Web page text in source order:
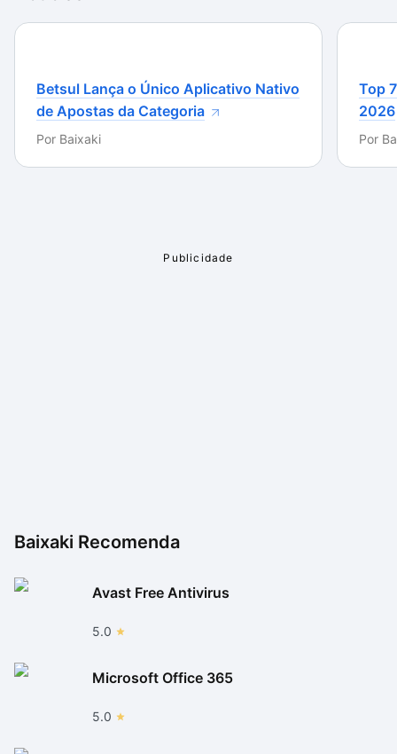
gratuito. Sem dúvidas pode ser um ótimo aplicativo
dispositivos de armazenamento.
Betsul Lança o Único Aplicativo Nativo
de Apostas da Categoria
Por Baixaki
Top
2026
Por
Baixaki Recomenda
Avast Free Antivirus
5.0
Microsoft Office 365
5.0